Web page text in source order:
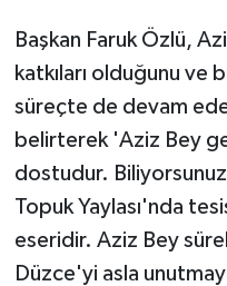
Başkan Faruk Özlü,
katkıları olduğunu ve
süreçte de devam
belirterek 'Aziz Bey
dostudur.
Topuk Yaylası'nda
eseridir. Aziz Bey
Düzce'yi asla
YEREL